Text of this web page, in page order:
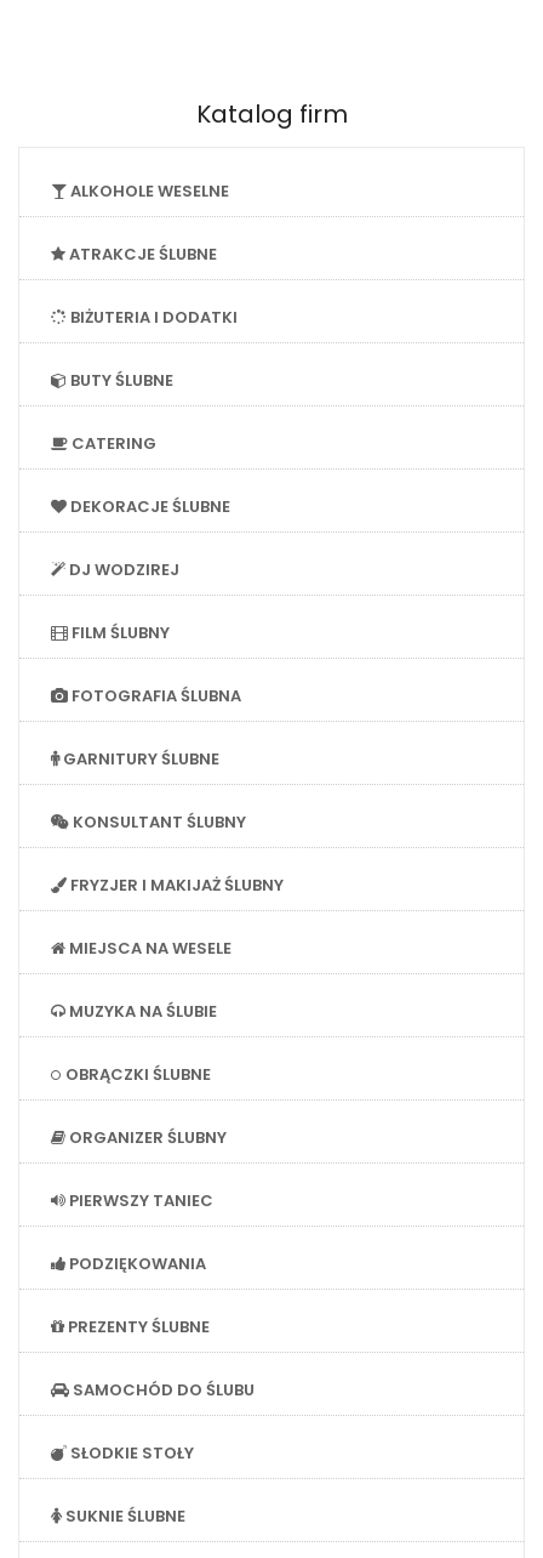
Katalog firm
ALKOHOLE WESELNE
ATRAKCJE ŚLUBNE
BIŻUTERIA I DODATKI
BUTY ŚLUBNE
CATERING
DEKORACJE ŚLUBNE
DJ WODZIREJ
FILM ŚLUBNY
FOTOGRAFIA ŚLUBNA
GARNITURY ŚLUBNE
KONSULTANT ŚLUBNY
FRYZJER I MAKIJAŻ ŚLUBNY
MIEJSCA NA WESELE
MUZYKA NA ŚLUBIE
OBRĄCZKI ŚLUBNE
ORGANIZER ŚLUBNY
PIERWSZY TANIEC
PODZIĘKOWANIA
PREZENTY ŚLUBNE
SAMOCHÓD DO ŚLUBU
SŁODKIE STOŁY
SUKNIE ŚLUBNE